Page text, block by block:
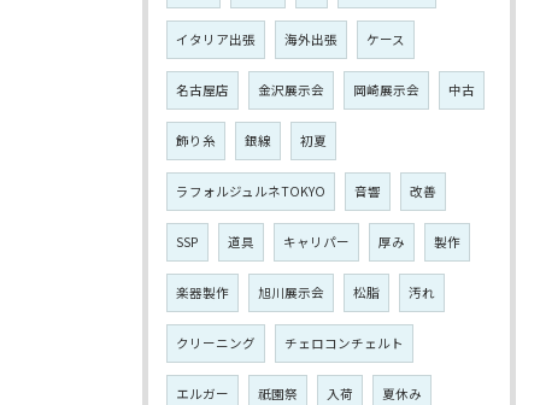
イタリア出張 海外出張 ケース
名古屋店 金沢展示会 岡崎展示会 中古
飾り糸 銀線 初夏
ラフォルジュルネTOKYO 音響 改善
SSP 道具 キャリパー 厚み 製作
楽器製作 旭川展示会 松脂 汚れ
クリーニング チェロコンチェルト
エルガー 祇園祭 入荷 夏休み